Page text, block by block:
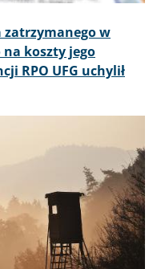
zatrzymanego w
koszty jego
RPO UFG uchylił